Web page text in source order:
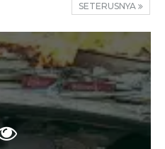
SETERUSNYA